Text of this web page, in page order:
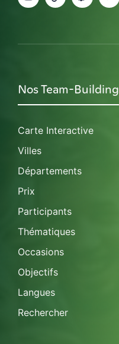
Nos Team-Building
Carte Interactive
Villes
Départements
Prix
Participants
Thématiques
Occasions
Objectifs
Langues
Rechercher